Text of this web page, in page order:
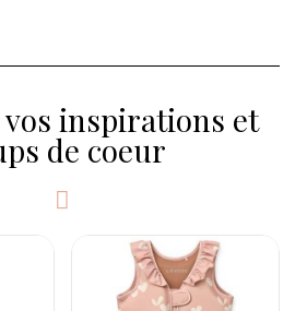
inspirations et
de coeur